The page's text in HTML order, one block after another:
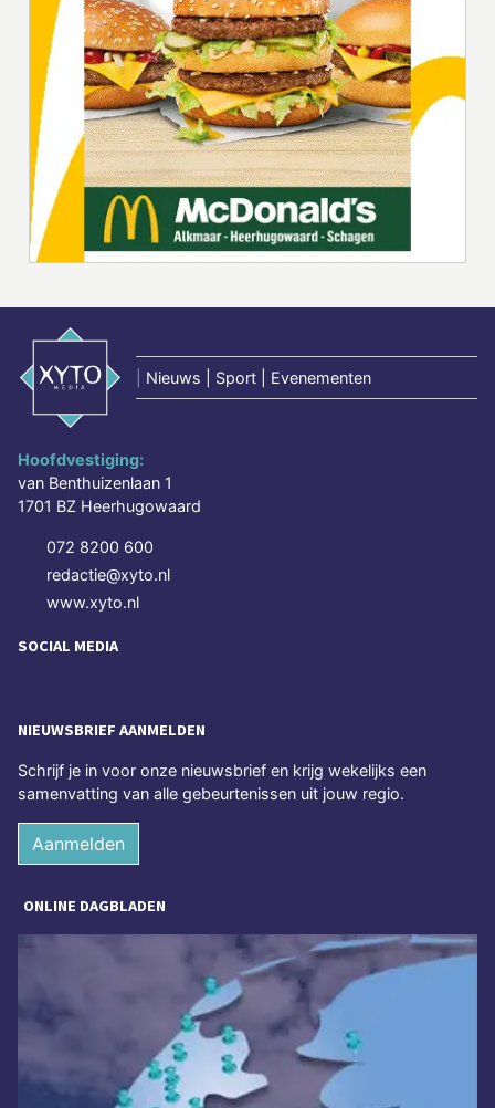
Nieuws | Sport | Evenementen
Hoofdvestiging:
van Benthuizenlaan 1
1701 BZ Heerhugowaard
072 8200 600
redactie@xyto.nl
www.xyto.nl
SOCIAL MEDIA
NIEUWSBRIEF AANMELDEN
Schrijf je in voor onze nieuwsbrief en krijg wekelijks een
samenvatting van alle gebeurtenissen uit jouw regio.
Aanmelden
ONLINE DAGBLADEN